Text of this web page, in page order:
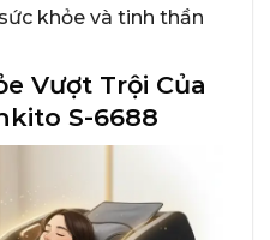
khỏe và tinh thần
Vượt Trội Của
S-6688